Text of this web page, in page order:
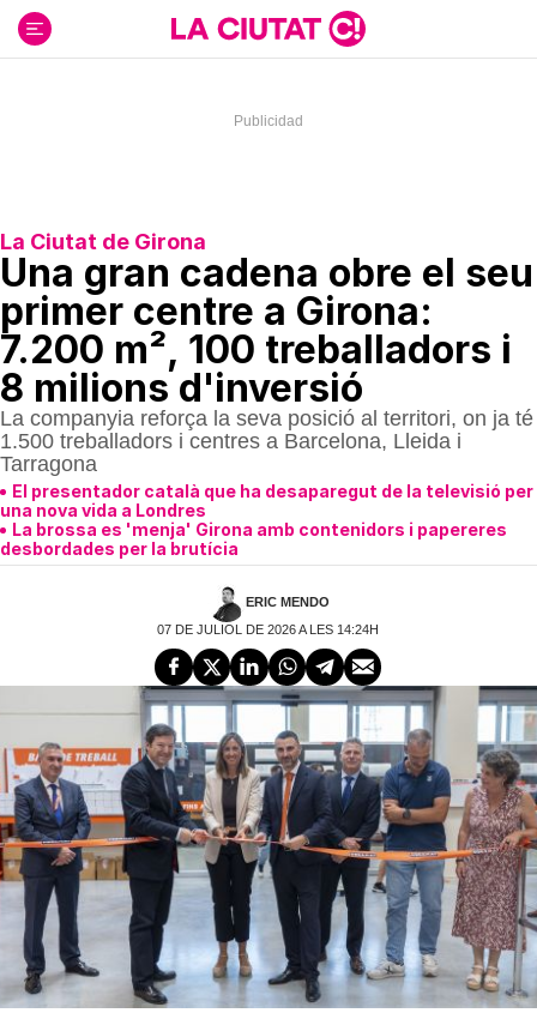
contenido
La Ciutat de Girona
Una gran cadena obre el seu
primer centre a Girona:
7.200 m², 100 treballadors i
8 milions d'inversió
La companyia reforça la seva posició al territori, on ja té
1.500 treballadors i centres a Barcelona, Lleida i
Tarragona
El presentador català que ha desaparegut de la televisió per
una nova vida a Londres
La brossa es 'menja' Girona amb contenidors i papereres
desbordades per la brutícia
ERIC MENDO
07 DE JULIOL DE 2026 A LES 14:24H